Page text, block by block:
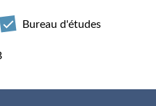
Bureau d'études